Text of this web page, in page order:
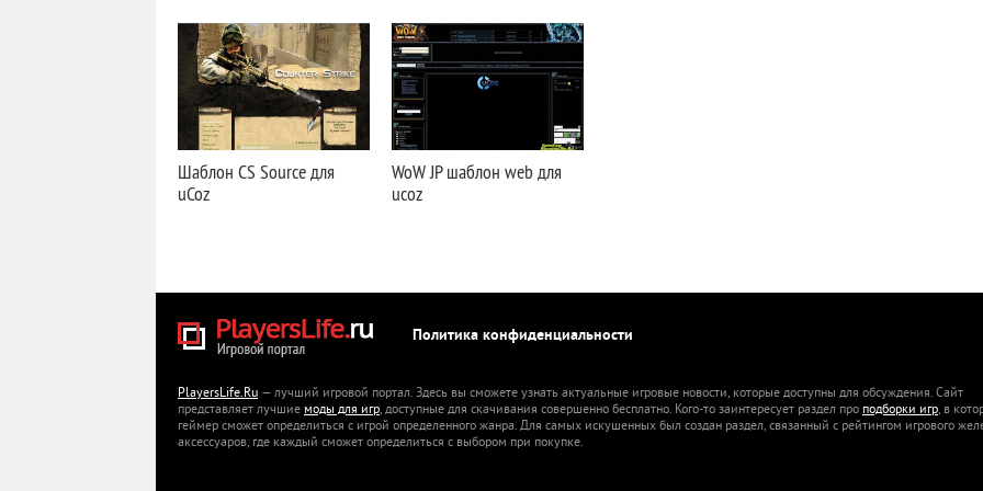
Шаблон CS Source для
uCoz
WoW JP шаблон web для
ucoz
Политика конфиденциальности
PlayersLife.Ru — лучший игровой портал. Здесь вы сможете узнать актуальные игровые новости, которые доступны для обсуждения. Сайт
представляет лучшие моды для игр, доступные для скачивания совершенно бесплатно. Кого-то заинтересует раздел про подборки игр, в
геймер сможет определиться с игрой определенного жанра. Для самых искушенных был создан раздел, связанный с рейтингом игрового
аксессуаров, где каждый сможет определиться с выбором при покупке.